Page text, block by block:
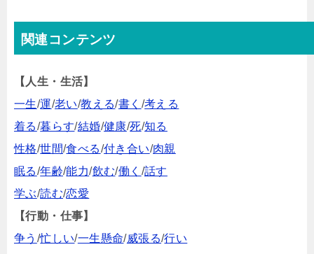
関連コンテンツ
【人生・生活】
一生/運/老い/教える/書く /考える
着る/暮らす/結婚/健康/死/知る
性格/世間/食べる/付き合い/肉親
眠る/年齢/能力/飲む/働く /話す
学ぶ/読む/恋愛
【行動・仕事】
争う /忙しい/一生懸命/威張る/行い